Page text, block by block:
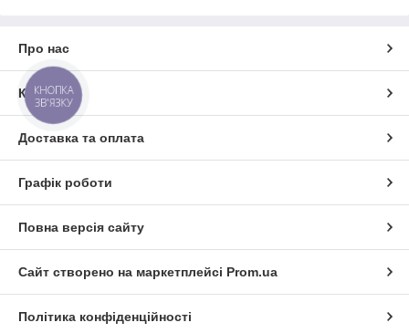
Про нас
Контакти
Доставка та оплата
Графік роботи
Повна версія сайту
Сайт створено на маркетплейсі Prom.ua
Політика конфіденційності
КНОПКА
ЗВ'ЯЗКУ